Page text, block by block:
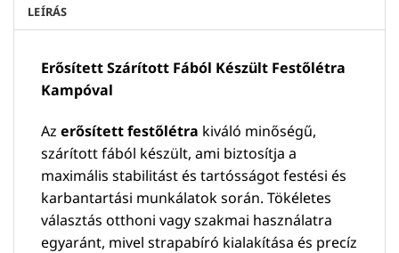
LEÍRÁS
Erősített Szárított Fából Készült Festőlétra
Kampóval
Az erősített festőlétra kiváló minőségű,
szárított fából készült, ami biztosítja a
maximális stabilitást és tartósságot festési és
karbantartási munkálatok során. Tökéletes
választás otthoni vagy szakmai használatra
egyaránt, mivel strapabíró kialakítása és precíz